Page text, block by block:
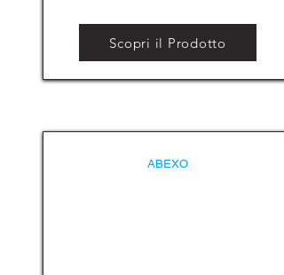
Scopri il Prodotto
ABEXO